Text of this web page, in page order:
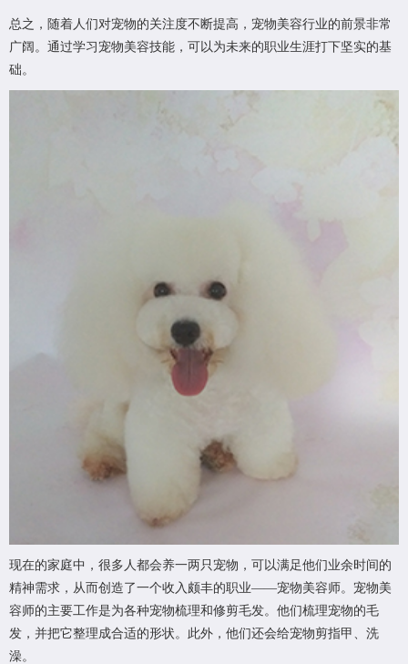
总之，随着人们对宠物的关注度不断提高，宠物美容行业的前景非常
广阔。通过学习宠物美容技能，可以为未来的职业生涯打下坚实的基
础。
现在的家庭中，很多人都会养一两只宠物，可以满足他们业余时间的
精神需求，从而创造了一个收入颇丰的职业——宠物美容师。宠物美
容师的主要工作是为各种宠物梳理和修剪毛发。他们梳理宠物的毛
发，并把它整理成合适的形状。此外，他们还会给宠物剪指甲、洗
澡。